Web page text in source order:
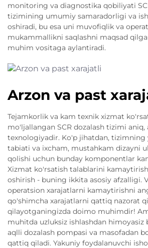
monitoring va diagnostika qobiliyati
tizimining umumiy samaradorligi va
oshiradi, bu esa uni muvofiqlik va
mukammallikni saqlashni maqsad
muhim vositaga aylantiradi.
Arzon va past
Tejamkorlik va kam texnik xizmat
mo'ljallangan SCR dozalash tizimi
texnologiyadir. Ko'p jihatdan,
tabiati va ixcham, mustahkam dizayni
qolishi uchun bunday komponentlar
Xizmat ko'rsatish talablarini
oshirish - buning ikkita asosiy afzalligi.
operatsion xarajatlarni kamaytirishni
qo'shimcha xarajatlarni qattiq nazorat
qilayotganingizda doimo muhimdir!
muhitda uzluksiz ishlashdan himoyasiz
aqlli dozalash pompasi va masofadan
qattiq qiladi. Yakuniy foydalanuvchi